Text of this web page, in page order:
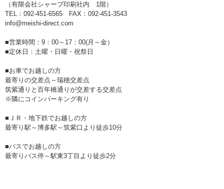
（有限会社シャープ印刷社内 1階）
TEL：092-451-6565 FAX：092-451-3543
info@meishi-direct.com
■営業時間：9：00～17：00(月～金）
■定休日：土曜・日曜・祝祭日
■お車でお越しの方
最寄りの交差点～瑞穂交差点
筑紫通りと百年橋通りが交差する交差点
※隣にコインパーキング有り
■ＪＲ・地下鉄でお越しの方
最寄り駅～博多駅～筑紫口より徒歩10分
■バスでお越しの方
最寄りバス停～駅東3丁目より徒歩2分